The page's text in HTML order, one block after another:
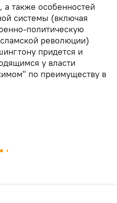
а также особенностей
системы (включая
политическую
революции)
придется и
у власти
по преимуществу в